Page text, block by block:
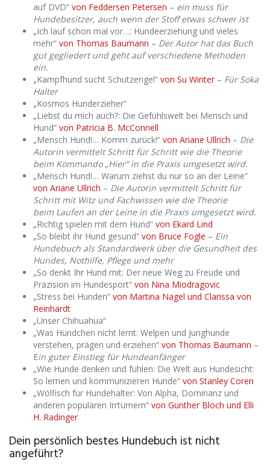
auf DVD“ von Feddersen Petersen – ein muss für
Hundebesitzer, auch wenn der Stoff etwas schwer ist
„Ich lauf schon mal vor…: Hundeerziehung und vieles
mehr“ von Thomas Baumann – Der Autor hat das Buch
gut gegliedert und geht auf verschiedene Methoden
ein.
„Kampfhund sucht Schutzengel“ von Su Winter – Für Soka
Halter
„Kosmos Hunderzieher“
„Liebst du mich auch?: Die Gefühlswelt bei Mensch und
Hund“ von Patricia B. McConnell
„Mensch Hund!… Komm zurück!“ von Ariane Ullrich – Die
Autorin vermittelt Schritt für Schritt wie die Theorie
beim Kommando „Hier“ in die Praxis umgesetzt wird.
„Mensch Hund!… Warum ziehst du nur so an der Leine“
von Ariane Ullrich – Die Autorin vermittelt Schritt für
Schritt mit Witz und Fachwissen wie die Theorie
beim Laufen an der Leine in die Praxis umgesetzt wird.
„Richtig spielen mit dem Hund“ von Ekard Lind
„So bleibt ihr Hund gesund“ von Bruce Fogle – Ein
Hundebuch als Standardwerk über die Gesundheit des
Hundes, Nothilfe, Pflege und mehr
„So denkt Ihr Hund mit: Der neue Weg zu Freude und
Präzision im Hundesport“ von Nina Miodragovic
„Stress bei Hunden“ von Martina Nagel und Clarissa von
Reinhardt
„Unser Chihuahua“
„Was Hündchen nicht lernt: Welpen und Junghunde
verstehen, prägen und erziehen“ von Thomas Baumann –
Ein guter Einstieg für Hundeanfänger
„Wie Hunde denken und fühlen: Die Welt aus Hundesicht:
So lernen und kommunizieren Hunde“ von Stanley Coren
„Wölfisch für Hundehalter: Von Alpha, Dominanz und
anderen populären Irrtümern“ von Günther Bloch und Elli
H. Radinger
Dein persönlich bestes Hundebuch ist nicht
angeführt?